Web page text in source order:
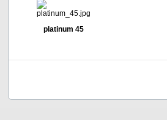
platinum 45